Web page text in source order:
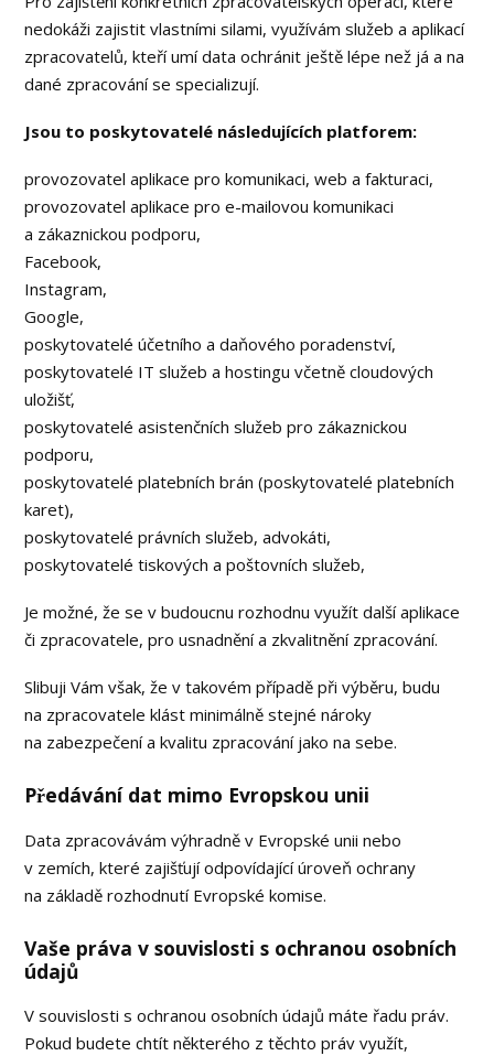
nedokáži zajistit vlastními silami, využívám služeb a aplikací
zpracovatelů, kteří umí data ochránit ještě lépe než já a na
dané zpracování se specializují.
Jsou to poskytovatelé následujících platforem:
provozovatel aplikace pro komunikaci, web a fakturaci,
provozovatel aplikace pro e-mailovou komunikaci
a zákaznickou podporu,
Facebook,
Instagram,
Google,
poskytovatelé účetního a daňového poradenství,
poskytovatelé IT služeb a hostingu včetně cloudových
uložišť,
poskytovatelé asistenčních služeb pro zákaznickou
podporu,
poskytovatelé platebních brán (poskytovatelé platebních
karet),
poskytovatelé právních služeb, advokáti,
poskytovatelé tiskových a poštovních služeb,
Je možné, že se v budoucnu rozhodnu využít další aplikace
či zpracovatele, pro usnadnění a zkvalitnění zpracování.
Slibuji Vám však, že v takovém případě při výběru, budu
na zpracovatele klást minimálně stejné nároky
na zabezpečení a kvalitu zpracování jako na sebe.
Předávání dat mimo Evropskou unii
Data zpracovávám výhradně v Evropské unii nebo
v zemích, které zajišťují odpovídající úroveň ochrany
na základě rozhodnutí Evropské komise.
Vaše práva v souvislosti s ochranou osobních
údajů
V souvislosti s ochranou osobních údajů máte řadu práv.
Pokud budete chtít některého z těchto práv využít,